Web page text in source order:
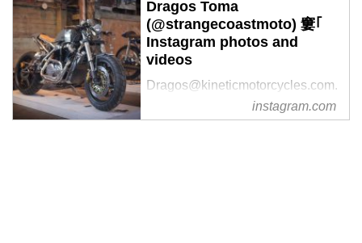
Dragos Toma
(@strangecoastmoto) 窶｢
Instagram photos and
videos
Dragos@kineticmotorcycles.com.
Shoot us an e-mail regarding
builds. Redlands, CA 909-647-
instagram.com